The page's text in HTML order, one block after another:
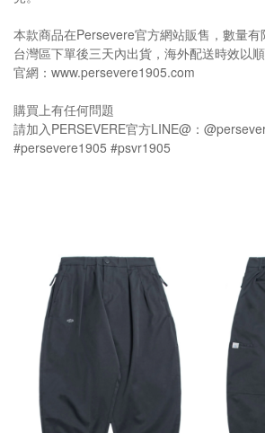
本款商品在Persevere官方網站販售，數量有
台灣區下單後三天內出貨，海外配送時效以順
官網：www.persevere1905.com
購買上有任何問題
請加入PERSEVERE官方LINE@：
#persevere1905 #psvr1905